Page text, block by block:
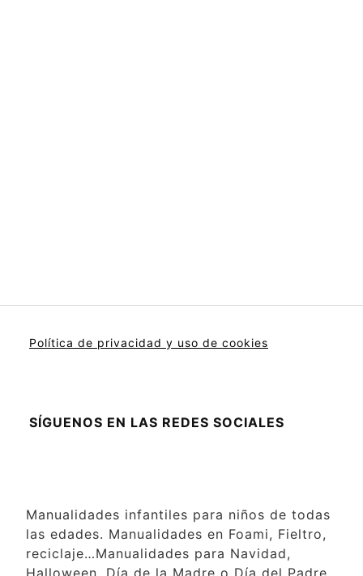
Política de privacidad y uso de cookies
SÍGUENOS EN LAS REDES SOCIALES
Manualidades infantiles para niños de todas
las edades. Manualidades en Foami, Fieltro,
reciclaje…Manualidades para Navidad,
Halloween, Día de la Madre o Día del Padre,